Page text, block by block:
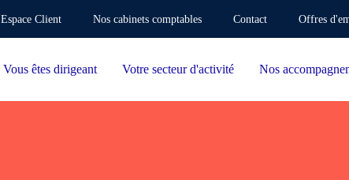
Espace Client Nos cabinets comptables Contact Offres
Vous êtes dirigeant Votre secteur d'activité Nos